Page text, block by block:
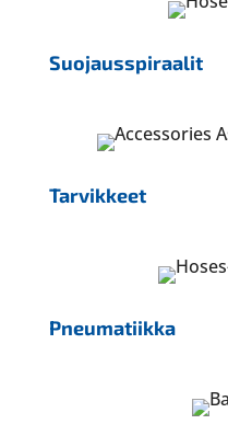
Suojausspiraalit
Tarvikkeet
Pneumatiikka